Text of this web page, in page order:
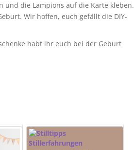
die Lampions auf die Karte kleben.
Wir hoffen, euch gefällt die DIY-
habt ihr euch bei der Geburt